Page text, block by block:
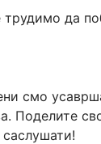
да
смо
Поделите